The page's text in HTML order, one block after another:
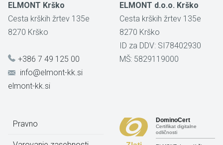
ELMONT Krško
Cesta krških žrtev 135e
8270 Krško
+386 7 49 125 00
info@elmont-kk.si
elmont-kk.si
ELMONT d.o.o. Krško
Cesta krških žrtev 135e
8270 Krško
ID za DDV: SI78402930
MŠ: 5829119000
Pravno DominoCert
Certifikat digitalne
odličnosti